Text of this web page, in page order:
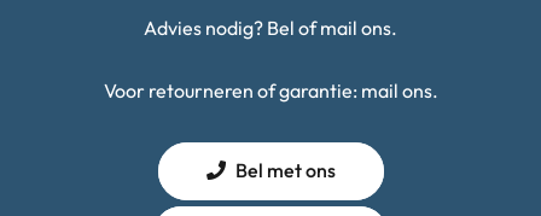
Advies nodig? Bel of mail ons.
Voor retourneren of garantie: mail ons.
Bel met ons